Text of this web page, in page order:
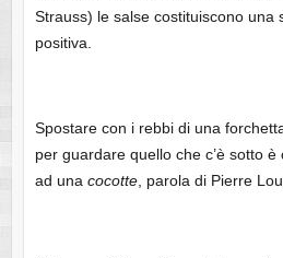
Strauss) le salse costituiscono una
positiva.
Spostare con i rebbi di una
per guardare quello che c’è sotto
ad una cocotte, parola di Pierre